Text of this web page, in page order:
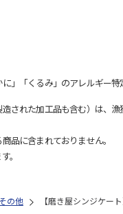
」「くるみ」のアレルギー特
れた加工品も含む）は、
品に含まれておりません。
。
その他 【磨き屋シンジケー